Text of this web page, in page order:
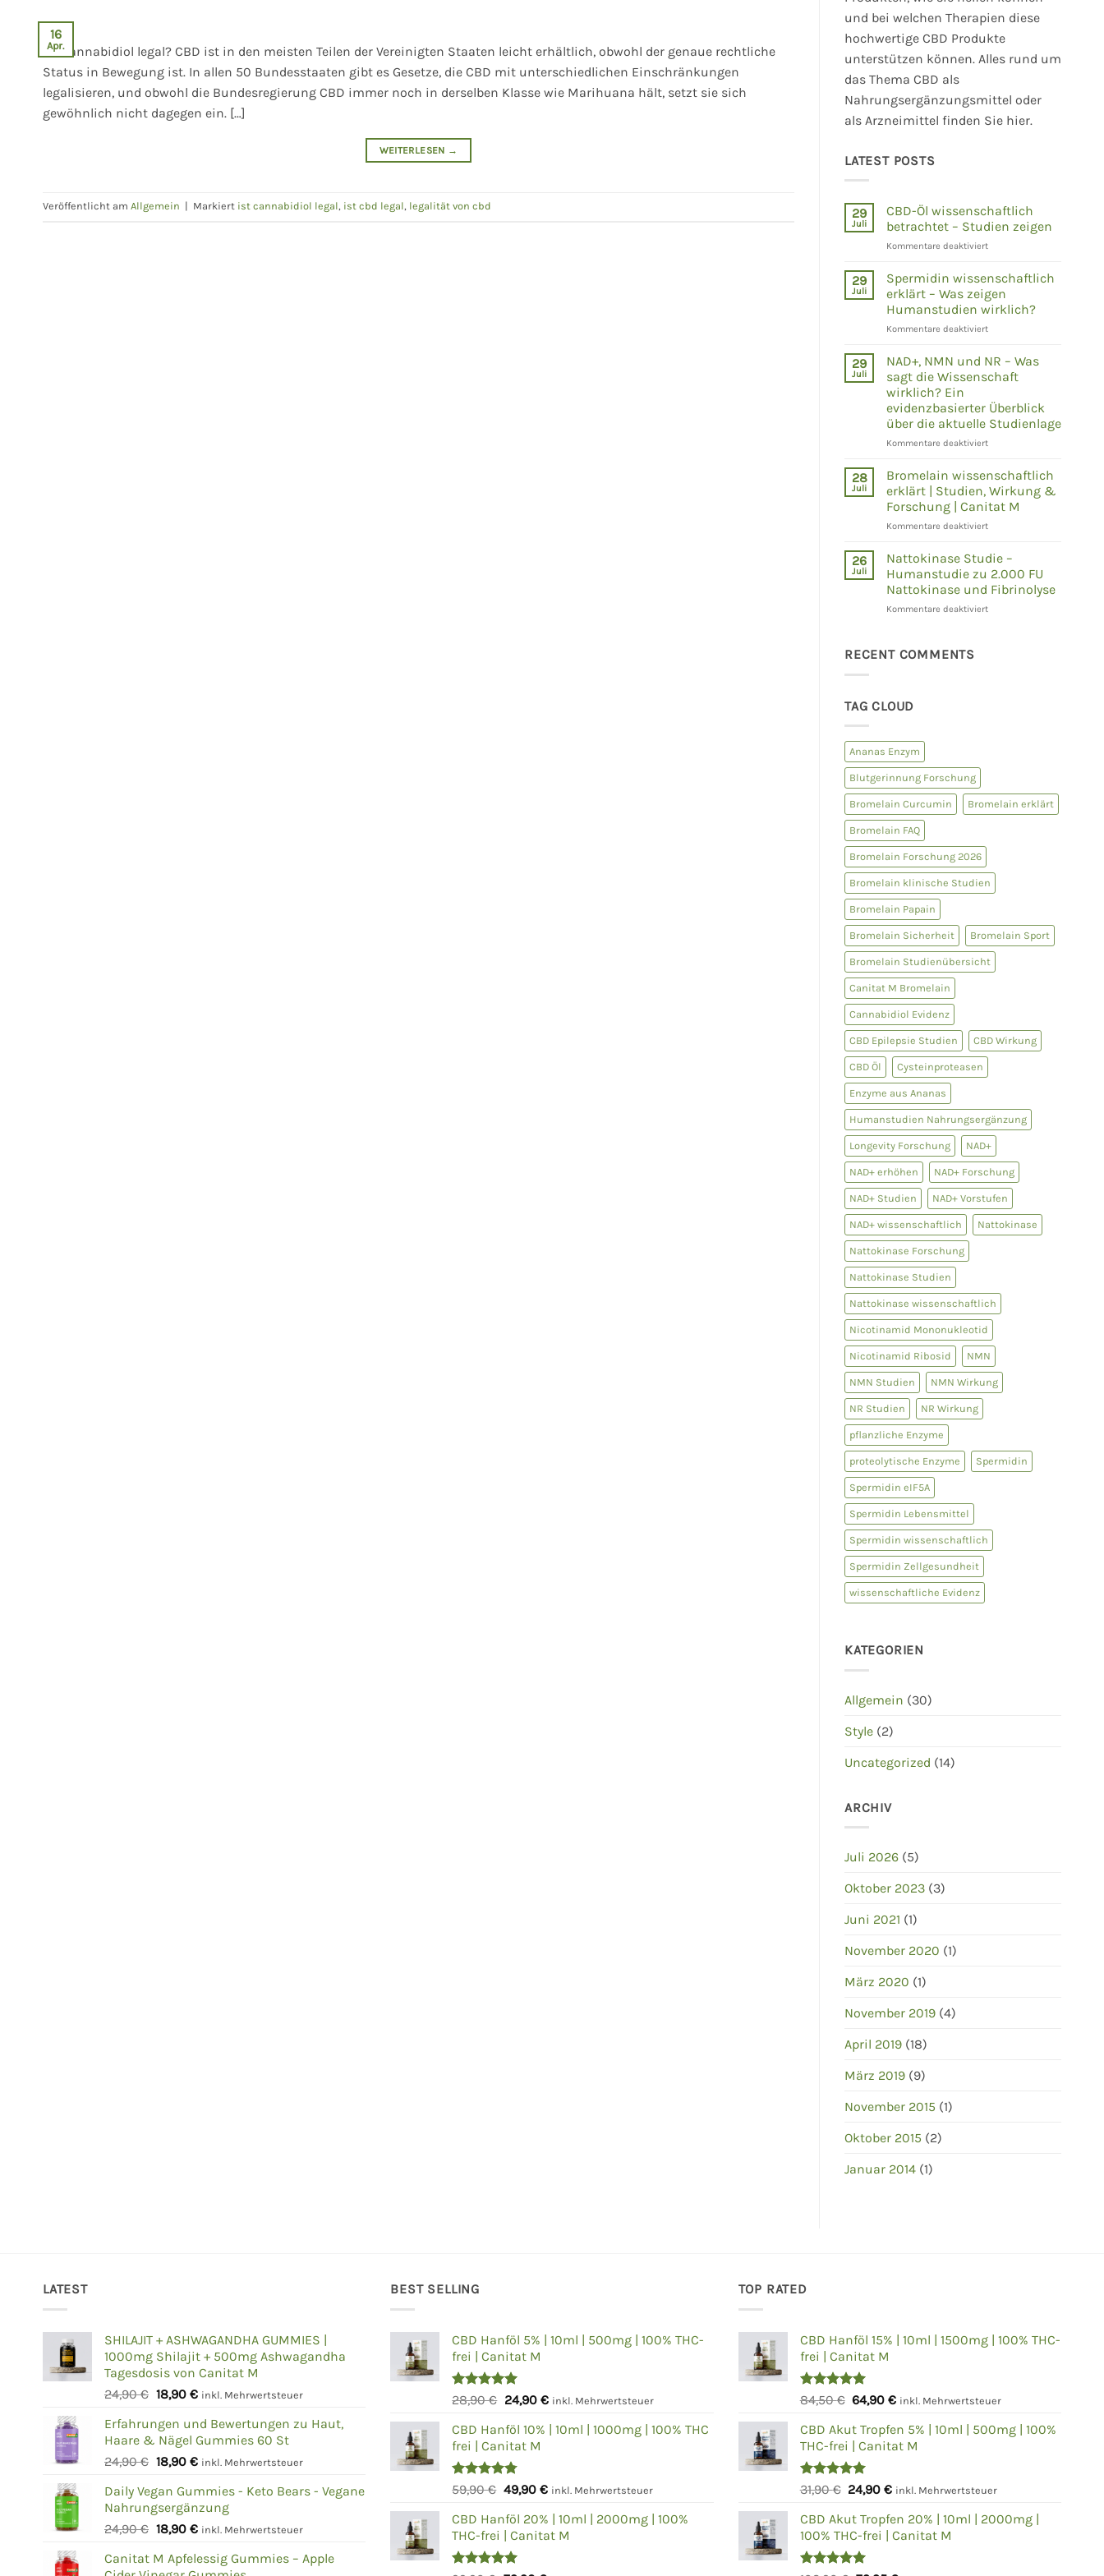
16
Apr.
Ist Cannabidiol legal? CBD ist in den meisten Teilen der Vereinigten Staaten leicht erhältlich, obwohl der genaue rechtliche
Status in Bewegung ist. In allen 50 Bundesstaaten gibt es Gesetze, die CBD mit unterschiedlichen Einschränkungen
legalisieren, und obwohl die Bundesregierung CBD immer noch in derselben Klasse wie Marihuana hält, setzt sie sich
gewöhnlich nicht dagegen ein. […]
WEITERLESEN →
Veröffentlicht am Allgemein | Markiert ist cannabidiol legal, ist cbd legal, legalität von cbd
und bei welchen Therapien diese
hochwertige CBD Produkte
unterstützen können. Alles rund um
das Thema CBD als
Nahrungsergänzungsmittel oder
als Arzneimittel finden Sie hier.
LATEST POSTS
29
Juli
CBD-Öl wissenschaftlich
betrachtet – Studien zeigen
Kommentare deaktiviertfür
betrachtet
–
Studien
29
Juli
Spermidin wissenschaftlich
erklärt – Was zeigen
Humanstudien wirklich?
Kommentare deaktiviertfür
wissenschaftlich
erklärt
–
zeigen
Humanstudien
wirklich?
29
Juli
NAD+, NMN und NR – Was
sagt die Wissenschaft
wirklich? Ein
evidenzbasierter Überblick
über die aktuelle Studienlage
Kommentare deaktiviertfür
und
NR
–
Was
die
Wissenschaft
wirklich?
Ein
evidenzbasierter
28
Juli
Bromelain wissenschaftlich
erklärt | Studien, Wirkung &
Forschung | Canitat M
Kommentare deaktiviertfür
wissenschaftlich
erklärt
Studien,
Wirkung
26
Juli
Nattokinase Studie –
Humanstudie zu 2.000 FU
Nattokinase und Fibrinolyse
Kommentare deaktiviertfür
RECENT COMMENTS
TAG CLOUD
Ananas Enzym
Blutgerinnung Forschung
Bromelain Curcumin Bromelain erklärt
Bromelain FAQ
Bromelain Forschung 2026
Bromelain klinische Studien
Bromelain Papain
Bromelain Sicherheit Bromelain Sport
Bromelain Studienübersicht
Canitat M Bromelain
Cannabidiol Evidenz
CBD Epilepsie Studien CBD Wirkung
CBD Öl Cysteinproteasen
Enzyme aus Ananas
Humanstudien Nahrungsergänzung
Longevity Forschung NAD+
NAD+ erhöhen NAD+ Forschung
NAD+ Studien NAD+ Vorstufen
NAD+ wissenschaftlich Nattokinase
Nattokinase Forschung
Nattokinase Studien
Nattokinase wissenschaftlich
Nicotinamid Mononukleotid
Nicotinamid Ribosid NMN
NMN Studien NMN Wirkung
NR Studien NR Wirkung
pflanzliche Enzyme
proteolytische Enzyme Spermidin
Spermidin eIF5A
Spermidin Lebensmittel
Spermidin wissenschaftlich
Spermidin Zellgesundheit
wissenschaftliche Evidenz
KATEGORIEN
Allgemein (30)
Style (2)
Uncategorized (14)
ARCHIV
Juli 2026 (5)
Oktober 2023 (3)
Juni 2021 (1)
November 2020 (1)
März 2020 (1)
November 2019 (4)
April 2019 (18)
März 2019 (9)
November 2015 (1)
Oktober 2015 (2)
Januar 2014 (1)
LATEST
SHILAJIT + ASHWAGANDHA GUMMIES |
1000mg Shilajit + 500mg Ashwagandha
Tagesdosis von Canitat M
24,90€ Ursprünglicher
war:
24,90 €
18,90 €Aktueller
ist:
18,90 €.
inkl. Mehrwertsteuer
Erfahrungen und Bewertungen zu Haut,
Haare & Nägel Gummies 60 St
24,90€ Ursprünglicher
war:
24,90 €
18,90 €Aktueller
ist:
18,90 €.
inkl. Mehrwertsteuer
Daily Vegan Gummies - Keto Bears - Vegane
Nahrungsergänzung
24,90€ Ursprünglicher
war:
18,90 €Aktueller
ist:
inkl. Mehrwertsteuer
Canitat M Apfelessig Gummies – Apple
BEST SELLING
CBD Hanföl 5% | 10ml | 500mg | 100% THC-
frei | Canitat M
Bewertet
von 5
28,90€ Ursprünglicher
war:
28,90 €
24,90€Aktueller
ist:
inkl. Mehrwertsteuer
CBD Hanföl 10% | 10ml | 1000mg | 100% THC
frei | Canitat M
Bewertet
von 5
59,90€ Ursprünglicher
war:
59,90 €
49,90€Aktueller
ist:
49,90 €.
inkl. Mehrwertsteuer
CBD Hanföl 20% | 10ml | 2000mg | 100%
THC-frei | Canitat M
TOP RATED
CBD Hanföl 15% | 10ml | 1500mg | 100% THC-
frei | Canitat M
Bewertet
von 5
84,50€ Ursprünglicher
war:
84,50 €
64,90€Aktueller
ist:
64,90 €.
inkl. Mehrwertsteuer
CBD Akut Tropfen 5% | 10ml | 500mg | 100%
THC-frei | Canitat M
Bewertet
von 5
31,90€ Ursprünglicher
war:
31,90 €
24,90€Aktueller
ist:
24,90 €.
inkl. Mehrwertsteuer
CBD Akut Tropfen 20% | 10ml | 2000mg |
100% THC-frei | Canitat M